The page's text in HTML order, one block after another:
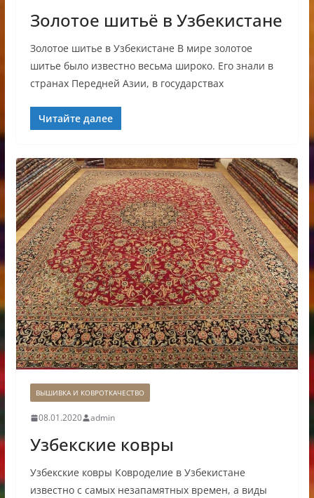
Золотое шитьё в Узбекистане
Золотое шитье в Узбекистане В мире золотое
шитье было известно весьма широко. Его знали в
странах Передней Азии, в государствах
Читайте далее
ВЫШИВКА И КОВРОТКАЧЕСТВО
08.01.2020 admin
Узбекские ковры
Узбекские ковры Ковроделие в Узбекистане
известно с самых незапамятных времен, а виды